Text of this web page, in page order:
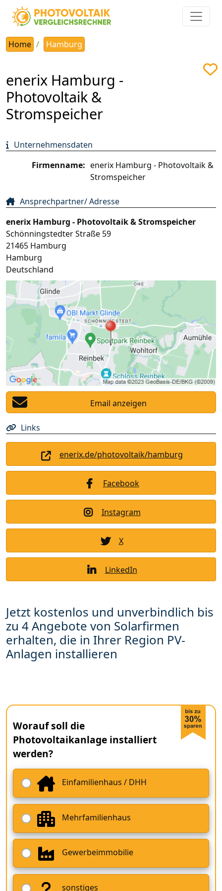
Home Hamburg
enerix Hamburg -
Photovoltaik &
Stromspeicher
Unternehmensdaten
Firmenname: enerix Hamburg - Photovoltaik &
Stromspeicher
Ansprechpartner/ Adresse
enerix Hamburg - Photovoltaik & Stromspeicher
Schönningstedter Straße 59
21465 Hamburg
Hamburg
Deutschland
Email anzeigen
Links
enerix.de/photovoltaik/hamburg
Facebook
Instagram
X
LinkedIn
Jetzt kostenlos und unverbindlich bis
zu 4 Angebote von Solarfirmen
erhalten, die in Ihrer Region PV-
Anlagen installieren
Worauf soll die
Photovoltaikanlage installiert
werden?
Einfamilienhaus / DHH
Mehrfamilienhaus
Gewerbeimmobilie
sonstiges